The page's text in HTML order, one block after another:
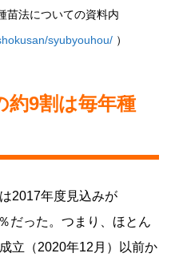
苗法についての資料内
syubyouhou/ ）
約9割は毎年種
2017年度見込みが
だった。つまり、ほとん
立（2020年12月）以前か